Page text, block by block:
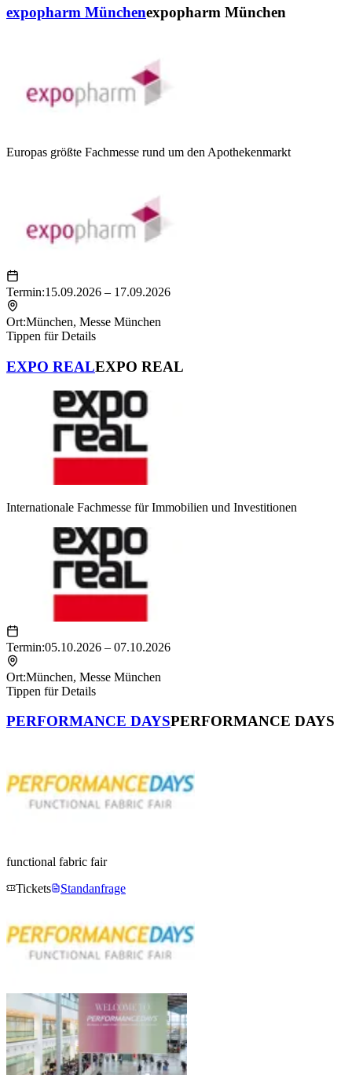
expopharm Münchenexpopharm München
Europas größte Fachmesse rund um den Apothekenmarkt
Termin:15.09.2026 – 17.09.2026
Ort:München, Messe München
Tippen für Details
EXPO REALEXPO REAL
Internationale Fachmesse für Immobilien und Investitionen
Termin:05.10.2026 – 07.10.2026
Ort:München, Messe München
Tippen für Details
PERFORMANCE DAYSPERFORMANCE DAYS
functional fabric fair
Tickets
Standanfrage